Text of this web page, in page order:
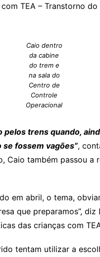
TEA – Transtorno
Caio dentro
da cabine
do trem e
na sala do
Centro de
Controle
Operacional
trens quando,
fossem vagões”,
Caio também passou
em abril, o tema,
que preparamos”,
das crianças com
tentam utilizar a